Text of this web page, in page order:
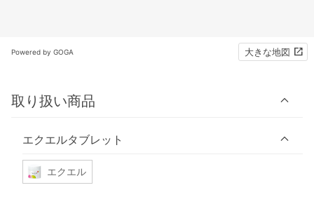
Powered by GOGA 大きな地図
取り扱い商品
エクエルタブレット
エクエル